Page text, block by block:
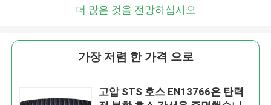
더 많은 것을 전망하십시오
가장 저렴 한 가격 으로
고압 STS 호스 EN13766은 탄력